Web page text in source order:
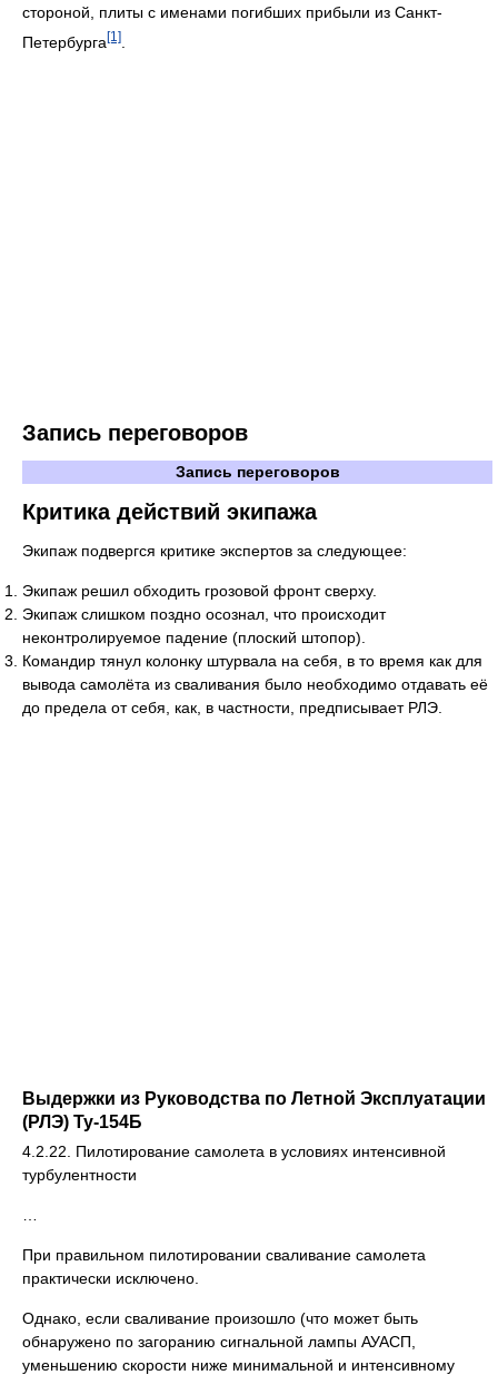
стороной, плиты с именами погибших прибыли из Санкт-
Петербурга [1]
Запись переговоров
Запись переговоров
Критика действий экипажа
Экипаж подвергся критике экспертов за следующее:
Экипаж решил обходить грозовой фронт сверху.
Экипаж слишком поздно осознал, что происходит
неконтролируемое падение (плоский штопор).
Командир тянул колонку штурвала на себя, в то время как для
вывода самолёта из сваливания было необходимо отдавать её
до предела от себя, как, в частности, предписывает РЛЭ.
Выдержки из Руководства по Летной Эксплуатации
(РЛЭ) Ту-154Б
4.2.22. Пилотирование самолета в условиях интенсивной
турбулентности
При правильном пилотировании сваливание самолета
практически исключено.
Однако, если сваливание произошло (что может быть
обнаружено по загоранию сигнальной лампы АУАСП,
уменьшению скорости ниже минимальной и интенсивному